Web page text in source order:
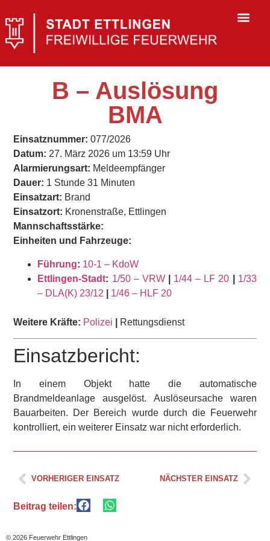
B – Auslösung
BMA
Einsatznummer: 077/2026
Datum: 27. März 2026 um 13:59 Uhr
Alarmierungsart: Meldeempfänger
Dauer: 1 Stunde 31 Minuten
Einsatzart: Brand
Einsatzort: Kronenstraße, Ettlingen
Mannschaftsstärke:
Einheiten und Fahrzeuge:
Führung: 10-1 – KdoW
Ettlingen-Stadt: 1/50 – VRW 1/44 – LF 20
1/33
– DLA(K) 23/12
1/46 – HLF 20
Weitere Kräfte: Polizei Rettungsdienst
Einsatzbericht:
In einem Objekt hatte die automatische
Brandmeldeanlage ausgelöst. Auslöseursache waren
Bauarbeiten. Der Bereich wurde durch die Feuerwehr
kontrolliert, ein weiterer Einsatz war nicht erforderlich.
VORHERIGER EINSATZ NÄCHSTER EINSATZ
Beitrag teilen:
© 2026 Feuerwehr Ettlingen